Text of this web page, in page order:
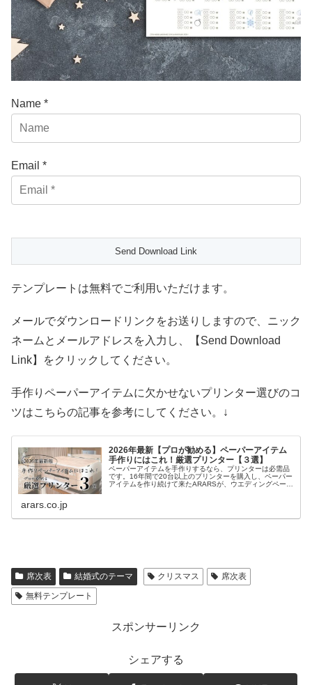
Name *
Email *
テンプレートは無料でご利用いただけます。
メールでダウンロードリンクをお送りしますので、ニック
ネームとメールアドレスを入力し、【Send Download
Link】をクリックしてください。
手作りペーパーアイテムに欠かせないプリンター選びのコ
ツはこちらの記事を参考にしてください。↓
2026年最新【プロが勧める】ペーパーアイテム
手作りにはこれ！厳選プリンター【３選】
ペーパーアイテムを手作りするなら、プリンターは必需品
です。16年間で20台以上のプリンターを購入し、ペーパー
アイテムを作り続けて来たARARSが、ウエディングペーパ
arars.co.jp
席次表 結婚式のテーマ クリスマス
席次表
無料テンプレート
スポンサーリンク
シェアする